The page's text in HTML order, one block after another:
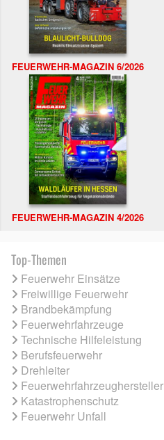
FEUERWEHR-MAGAZIN 6/2026
FEUERWEHR-MAGAZIN 4/2026
Top-Themen
Feuerwehr Einsätze
Freiwillige Feuerwehr
Brandbekämpfung
Feuerwehrfahrzeuge
Technische Hilfeleistung
Berufsfeuerwehr
Drehleiter
Feuerwehrfahrzeughersteller
Katastrophenschutz
Feuerwehr Unfall